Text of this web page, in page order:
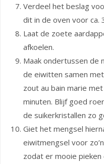
Verdeel het beslag
dit in de oven voor ca.
Laat de zoete
afkoelen.
Maak ondertussen de
de eiwitten samen
zout au bain marie
minuten. Blijf goed
de suikerkristallen zo
Giet het mengsel
eiwitmengsel voor
zodat er mooie